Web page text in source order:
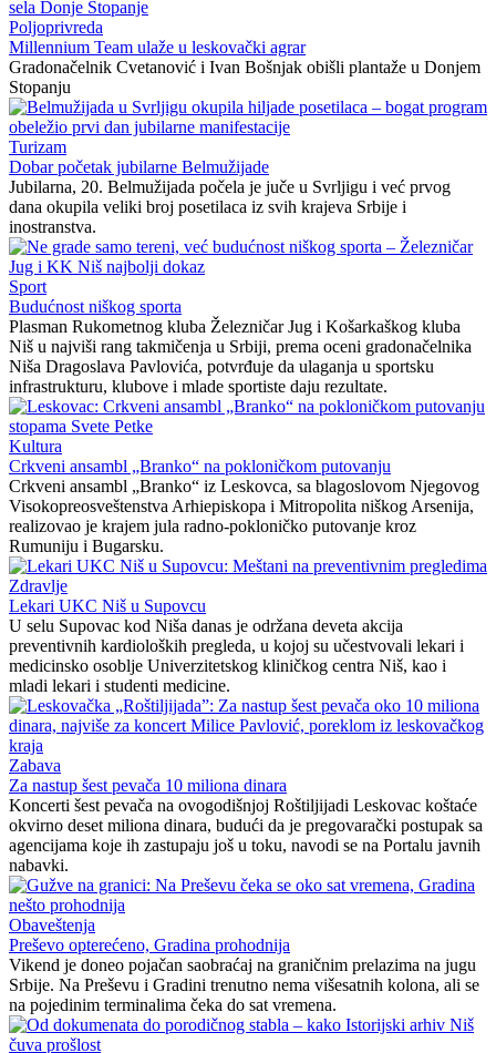
Poljoprivreda
Millennium Team ulaže u leskovački agrar
Gradonačelnik Cvetanović i Ivan Bošnjak obišli plantaže u Donjem
Stopanju
Turizam
Dobar početak jubilarne Belmužijade
Jubilarna, 20. Belmužijada počela je juče u Svrljigu i već prvog
dana okupila veliki broj posetilaca iz svih krajeva Srbije i
inostranstva.
Sport
Budućnost niškog sporta
Plasman Rukometnog kluba Železničar Jug i Košarkaškog kluba
Niš u najviši rang takmičenja u Srbiji, prema oceni gradonačelnika
Niša Dragoslava Pavlovića, potvrđuje da ulaganja u sportsku
infrastrukturu, klubove i mlade sportiste daju rezultate.
Kultura
Crkveni ansambl „Branko“ na pokloničkom putovanju
Crkveni ansambl „Branko“ iz Leskovca, sa blagoslovom Njegovog
Visokopreosveštenstva Arhiepiskopa i Mitropolita niškog Arsenija,
realizovao je krajem jula radno-pokloničko putovanje kroz
Rumuniju i Bugarsku.
Zdravlje
Lekari UKC Niš u Supovcu
U selu Supovac kod Niša danas je održana deveta akcija
preventivnih kardioloških pregleda, u kojoj su učestvovali lekari i
medicinsko osoblje Univerzitetskog kliničkog centra Niš, kao i
mladi lekari i studenti medicine.
Zabava
Za nastup šest pevača 10 miliona dinara
Koncerti šest pevača na ovogodišnjoj Roštiljijadi Leskovac koštaće
okvirno deset miliona dinara, budući da je pregovarački postupak sa
agencijama koje ih zastupaju još u toku, navodi se na Portalu javnih
nabavki.
Obaveštenja
Preševo opterećeno, Gradina prohodnija
Vikend je doneo pojačan saobraćaj na graničnim prelazima na jugu
Srbije. Na Preševu i Gradini trenutno nema višesatnih kolona, ali se
na pojedinim terminalima čeka do sat vremena.